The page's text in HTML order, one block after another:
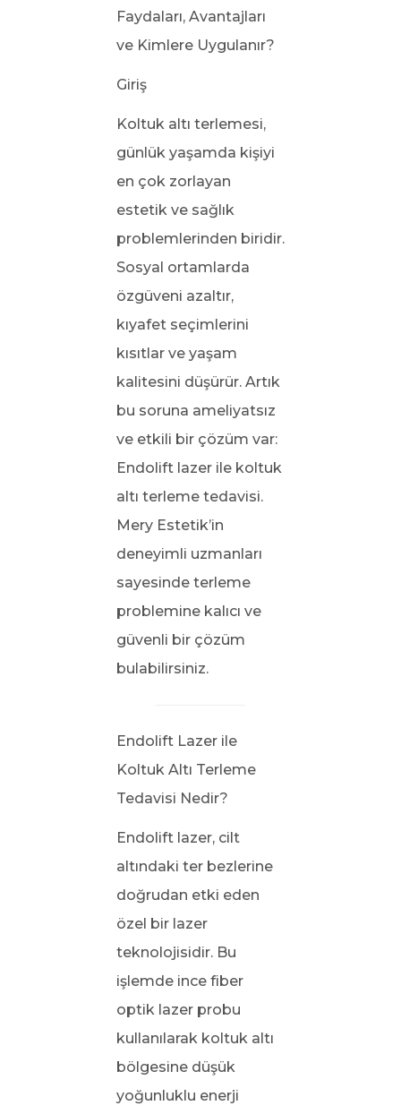
Faydaları, Avantajları
ve Kimlere Uygulanır?
Giriş
Koltuk altı terlemesi,
günlük yaşamda kişiyi
en çok zorlayan
estetik ve sağlık
problemlerinden biridir.
Sosyal ortamlarda
özgüveni azaltır,
kıyafet seçimlerini
kısıtlar ve yaşam
kalitesini düşürür. Artık
bu soruna ameliyatsız
ve etkili bir çözüm var:
Endolift lazer ile koltuk
altı terleme tedavisi.
Mery Estetik’in
deneyimli uzmanları
sayesinde terleme
problemine kalıcı ve
güvenli bir çözüm
bulabilirsiniz.
Endolift Lazer ile
Koltuk Altı Terleme
Tedavisi Nedir?
Endolift lazer, cilt
altındaki ter bezlerine
doğrudan etki eden
özel bir lazer
teknolojisidir. Bu
işlemde ince fiber
optik lazer probu
kullanılarak koltuk altı
bölgesine düşük
yoğunluklu enerji